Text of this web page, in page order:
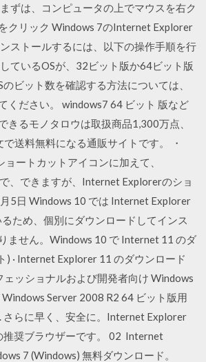
ずは、コンピュータの上でマウスを右ク
クリック Windows 7のInternet Explorer
ストールするには、以下の操作手順を行
ているOSが、32ビット版か64ビット版
ビット数を確認する方法については、
ください。 windows7 64 ビット 版など
きるモノタロウは取扱商品1,300万点、
送料無料になる通販サイトです。 ・
ートカットアイコンに加えて、
、できますが、Internet Explorerのショ
5日 Windows 10 では Internet Explorer
ため、個別にダウンロードしてインス
ません。Windows 10 で Internet 11 のダ
) · Internet Explorer 11 のダウンロード
ッショナルおよび開発者向け Windows
Server 2008 R2 64 ビット版用
らに早く、安全に。Internet Explorer
推奨ブラウザーです。 02 Internet
7 (Windows) 無料ダウンロード。